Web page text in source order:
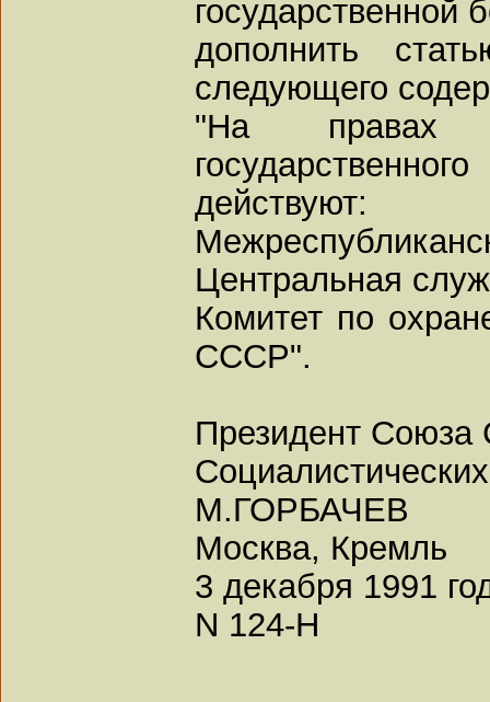
государственной
дополнить
следующего
"На правах
действуют:
Центральная
Комитет по
СССР".
Президент Союза
М.ГОРБАЧЕВ
Москва, Кремль
3 декабря 1991
N 124-Н